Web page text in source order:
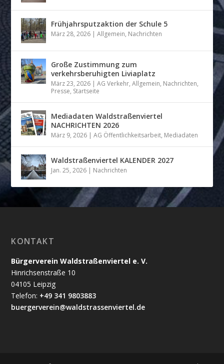
Frühjahrsputzaktion der Schule 5
März 28, 2026 |Allgemein, Nachrichten
Große Zustimmung zum
verkehrsberuhigten Liviaplatz
März 23, 2026 |AG Verkehr,Allgemein, Nachrichten,
Presse, Startseite
Mediadaten Waldstraßenviertel
NACHRICHTEN 2026
März 9, 2026 |AG Öffentlichkeitsarbeit, Mediadaten
Waldstraßenviertel KALENDER 2027
Jan. 25, 2026 | Nachrichten
KONTAKT
Bürgerverein Waldstraßenviertel e. V.
Hinrichsenstraße 10
04105 Leipzig
Telefon: +49 341 9803883
buergerverein@waldstrassenviertel.de